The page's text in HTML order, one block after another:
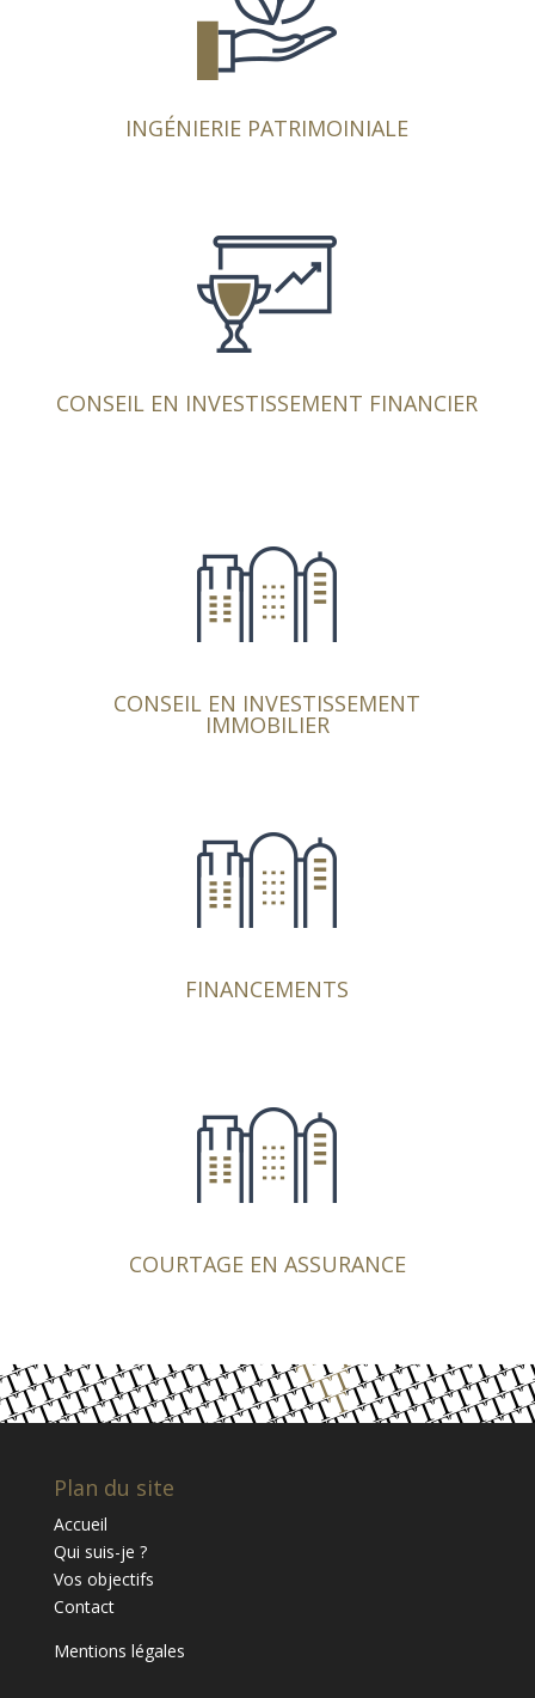
INGÉNIERIE PATRIMOINIALE
Nous vous accompagnons dans la recherche ou la
vente de bien immobilier. Nous sélectionnons pour
vous les meilleurs programmes et les meilleurs
CONSEIL EN INVESTISSEMENT FINANCIER
Nous vous proposons des placements
performants, sélectionnés en toute objectivité, en
vue de rémunérer au mieux votre épargne, tout en
respectant votre profil de risques et votre horizon
CONSEIL EN INVESTISSEMENT
IMMOBILIER
Nous vous accompagnons dans la recherche ou la
vente de bien immobilier. Nous sélectionnons pour
FINANCEMENTS
Un patrimoine est, comme un bilan, fait d’actif et de
passif. Nous vous accompagnons dans la gestion
de vos dettes. Nous vous orientons vers des
COURTAGE EN ASSURANCE
Nous vous accompagnons pour trouver les
meilleures solutions d’assurance pour protéger
votre patrimoine, épargner ou préparer votre
Plan du site
Accueil
Qui suis-je ?
Vos objectifs
Contact
Mentions légales